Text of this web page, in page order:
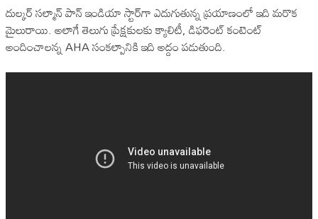
దుల్కర్ సల్మాన్ పాన్ ఇండియా స్టార్‌గా ఎదుగుతున్న ప్రయాణంలో ఇది మరొక
మైలురాయి. అలాగే తెలుగు ప్రేక్షకులకు క్యాలిటీ, డిఫరెంట్ కంటెంట్
అందించాలన్న AHA సంకల్పానికి ఇది అద్దం పడుతుంది.